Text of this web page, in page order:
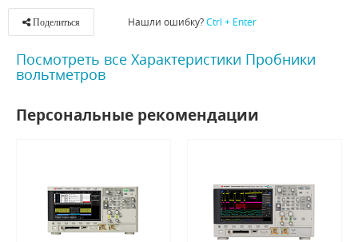
Поделиться Нашли ошибку?Ctrl + Enter
Посмотреть все Характеристики Пробники
вольтметров
Персональные рекомендации